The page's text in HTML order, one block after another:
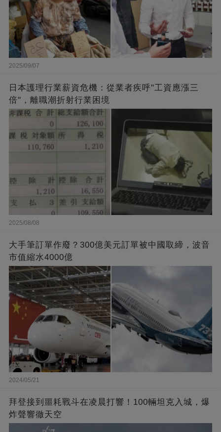
2025/09/07
日本護理行業薪資危機：從業者疾呼"工資應漲三
倍"，離職潮折射行業困境
2025/08/08
大手筆訂單作廢？300億美元訂單被中國取締，波音
市值縮水4000億
2024/05/21
拜登接到噩耗戰斗在凌晨打響！100輛坦克入城，爆
炸聲響徹天空